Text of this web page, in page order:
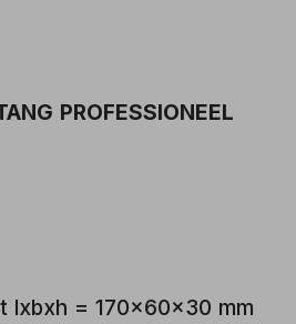
PROFESSIONEEL
lxbxh = 170x60x30 mm